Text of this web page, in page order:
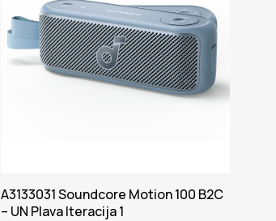
A3133031 Soundcore Motion 100 B2C
– UN Plava Iteracija 1